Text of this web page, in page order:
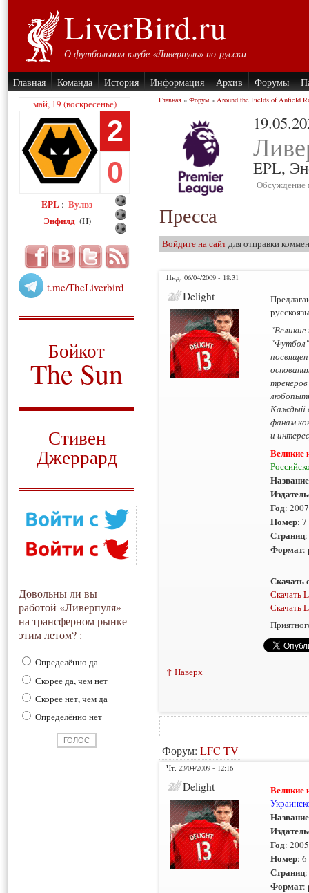
LiverBird.ru
О футбольном клубе «Ливерпуль» по-русски
Главная Команда История Информация Архив Форумы
май, 19 (воскресенье)
2
0
EPL : Вулвз
Энфилд (H)
t.me/TheLiverbird
Бойкот
The Sun
Стивен
Джеррард
Довольны ли вы
работой «Ливерпуля»
на трансферном рынке
этим летом? :
Определённо да
Скорее да, чем нет
Скорее нет, чем да
Определённо нет
Главная » Форум » Around the Fields of Anfield
EPL,
Пресса
Войдите на сайтдля отправки
Пнд, 06/04/2009 - 18:31
Delight
Каждый
фанам
и
Великие
Название
Год:
Номер: 7
Страниц:
Формат:
Скачать
Скачать
Скачать
↑ Наверх
Форум: LFC TV
Чт, 23/04/2009 - 12:16
Delight Великие
Название
Год:
Номер: 6
Страниц:
Формат: